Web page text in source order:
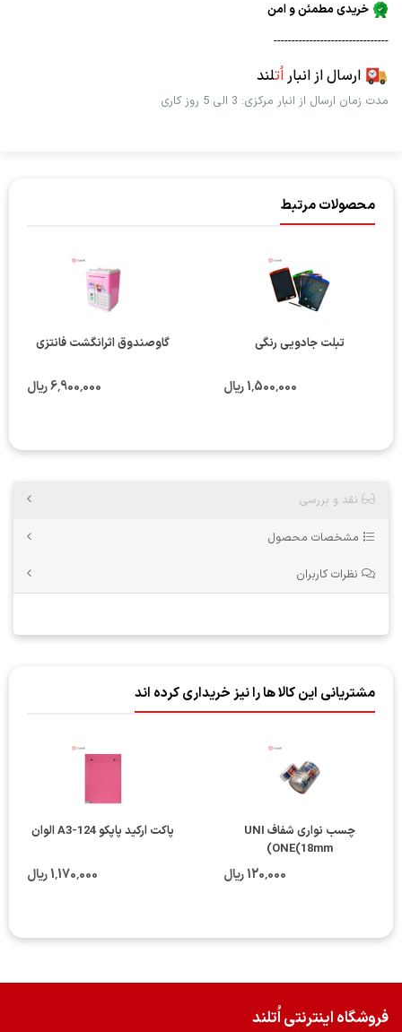
خریدی مطمئن و امن
--------------------------------
ارسال از انباراُتلند
مدت زمان ارسال از انبار مرکزی: 3 الی 5 روز کاری
محصولات مرتبط
تبلت جادویی رنگی
1٬500٬000 ریال
گاوصندوق اثرانگشت فانتزی
6٬900٬000 ریال
نقد و بررسی
مشخصات محصول
نظرات کاربران
مشتریانی این کالا ها را نیز خریداری کرده اند
چسب نواری شفاف UNI
ONE(18mm)
120٬000 ریال
پاکت ارکید پاپکو A3-124 الوان
1٬170٬000 ریال
فروشگاه اینترنتی اُتلند